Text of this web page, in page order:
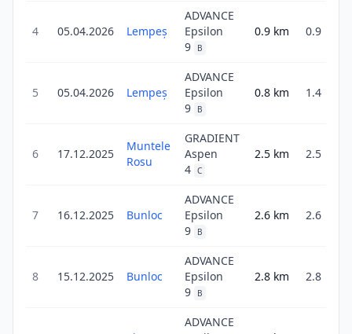
4 05.04.2026 Lempeş
ADVANCE
Epsilon
9
B
0.9 km 0.9
5 05.04.2026 Lempeş
ADVANCE
Epsilon
9
B
0.8 km 1.4
6 17.12.2025
Muntele
Rosu
GRADIENT
Aspen
4 C
2.5 km 2.5
7 16.12.2025 Bunloc
ADVANCE
Epsilon
9
B
2.6 km 2.6
8 15.12.2025 Bunloc
ADVANCE
Epsilon
9
B
2.8 km 2.8
ADVANCE